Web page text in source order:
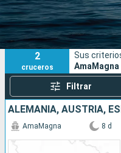
Fecha de salida
Puertos
2
cruceros
Sus
Filtrar
AmaMagna 8 d